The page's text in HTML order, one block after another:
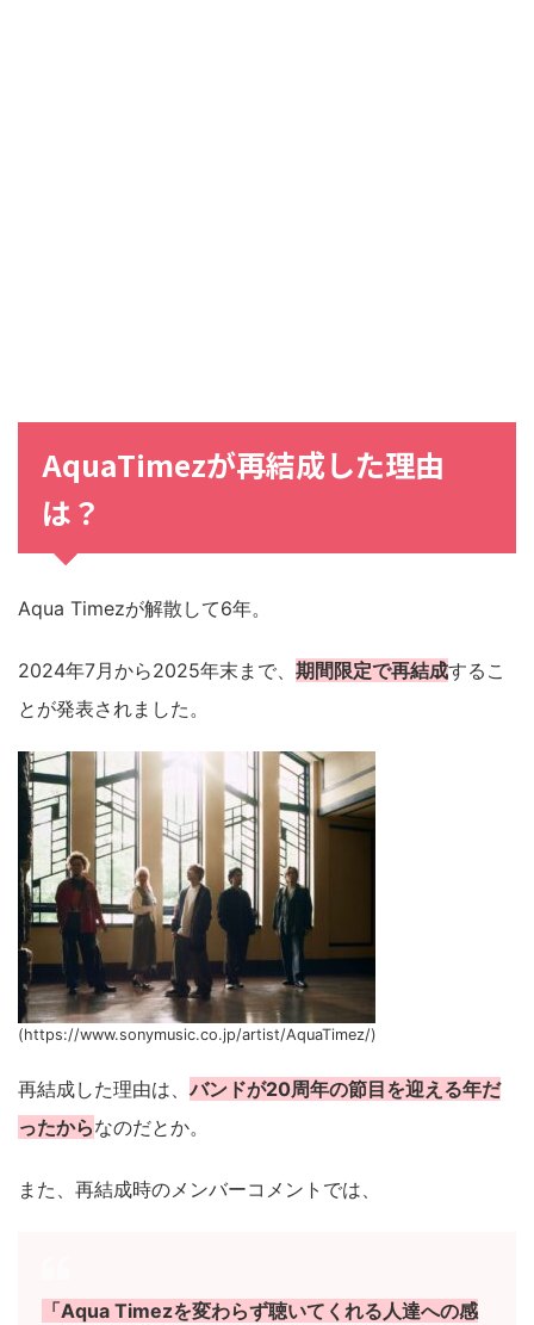
AquaTimezが再結成した理由
は？
Aqua Timezが解散して6年。
2024年7月から2025年末まで、 期間限定で再結成するこ
とが発表されました。
(https://www.sonymusic.co.jp/artist/AquaTimez/)
再結成した理由は、バンドが20周年の節目を迎える年だ
ったからなのだとか。
また、再結成時のメンバーコメントでは、
「Aqua Timezを変わらず聴いてくれる人達への感